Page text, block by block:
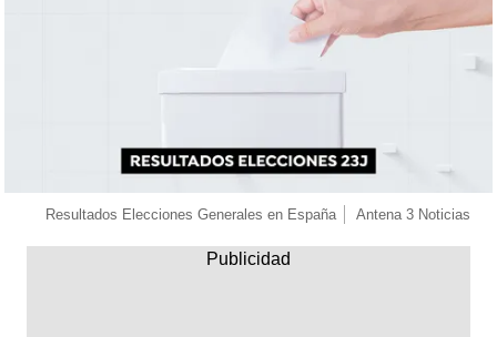
Resultados Elecciones Generales en España Antena 3 Noticias